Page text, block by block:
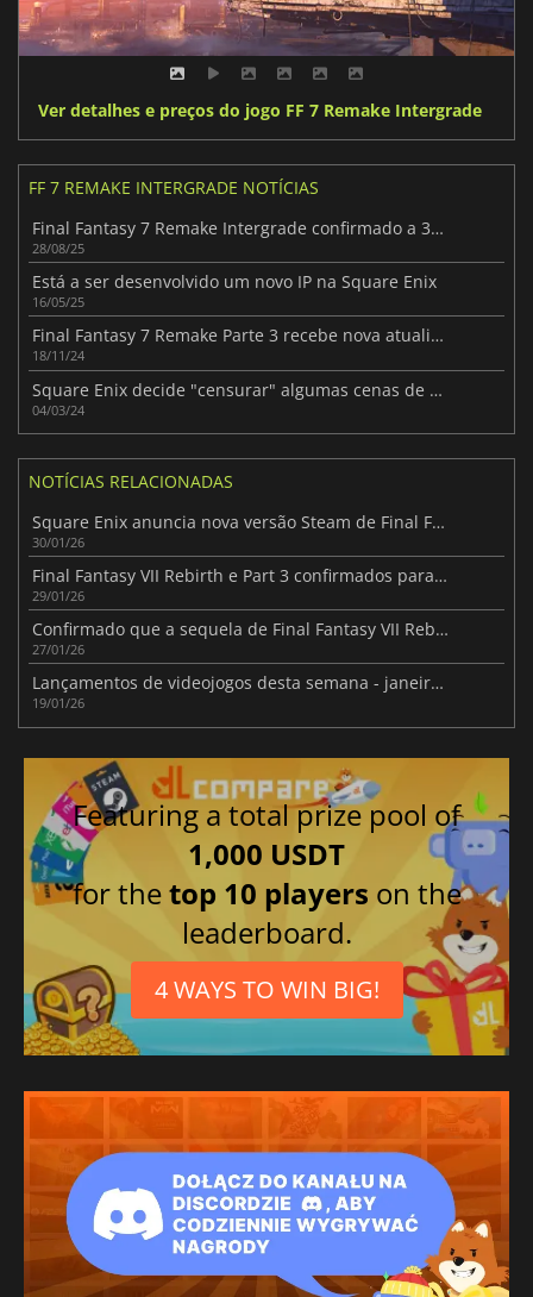
Ver detalhes e preços do jogo FF 7 Remake Intergrade
FF 7 REMAKE INTERGRADE NOTÍCIAS
Final Fantasy 7 Remake Intergrade confirmado a 30 FPS na Switch 2
28/08/25
Está a ser desenvolvido um novo IP na Square Enix
16/05/25
Final Fantasy 7 Remake Parte 3 recebe nova atualização de desenvolvimento
18/11/24
Square Enix decide "censurar" algumas cenas de Final Fantasy VII Remake
04/03/24
NOTÍCIAS RELACIONADAS
Square Enix anuncia nova versão Steam de Final Fantasy VII
30/01/26
Final Fantasy VII Rebirth e Part 3 confirmados para a Xbox
29/01/26
Confirmado que a sequela de Final Fantasy VII Rebirth utilizará o Unreal Engine 4
27/01/26
Lançamentos de videojogos desta semana - janeiro de 2026 (Semana 4)
19/01/26
Featuring a total prize pool of
1,000 USDT
for thetop 10 players on the
leaderboard.
4 WAYS TO WIN BIG!